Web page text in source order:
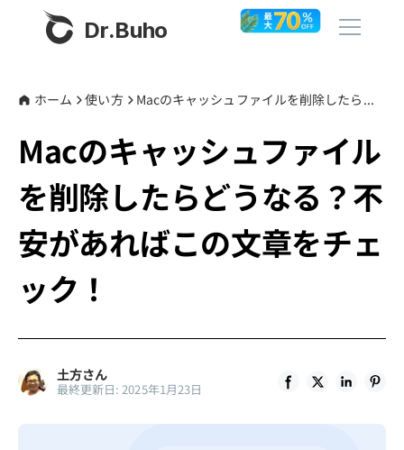
Dr.Buho
製品
BuhoCleaner
BuhoRepair
BuhoNTFS
ストア
Dr.Buhoについて
サポート
ホーム 使い方 Macのキャッシュファイルを削除したらどうなる？不安があればこの文章をチェック！
Macのキャッシュファイル
を削除したらどうなる？不
安があればこの文章をチェ
ック！
土方さん
最終更新日: 2025年1月23日